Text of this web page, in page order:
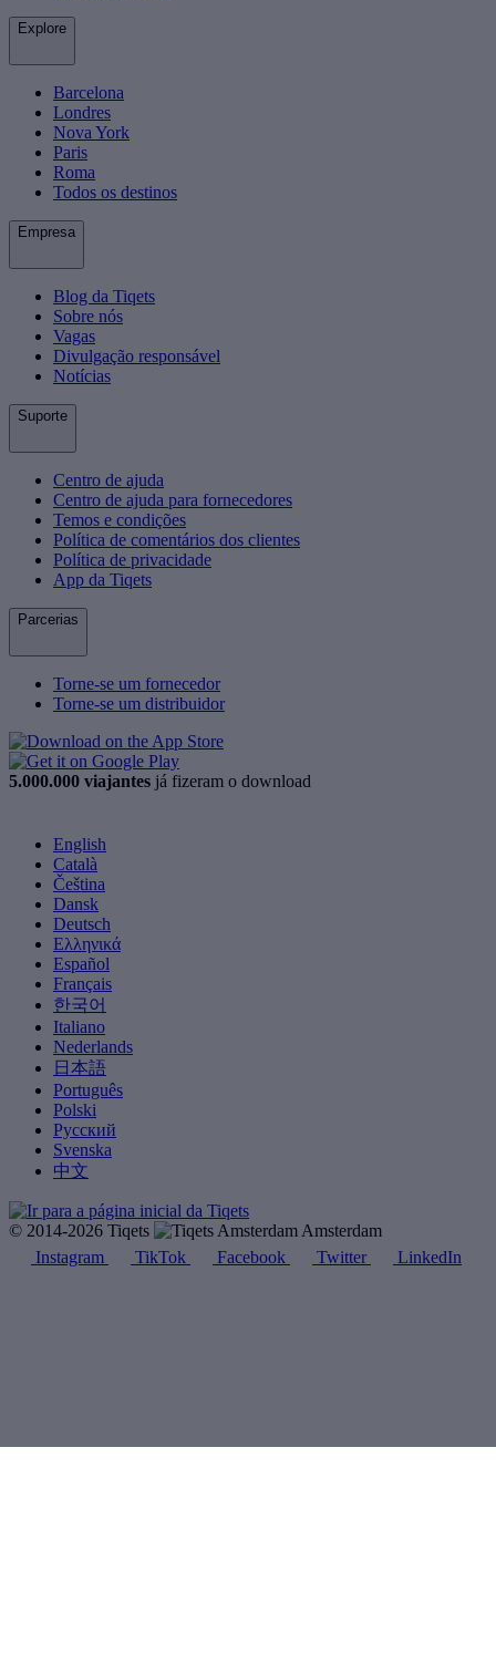
Explore
Barcelona
Londres
Nova York
Paris
Roma
Todos os destinos
Empresa
Blog da Tiqets
Sobre nós
Vagas
Divulgação responsável
Notícias
Suporte
Centro de ajuda
Centro de ajuda para fornecedores
Temos e condições
Política de comentários dos clientes
Política de privacidade
App da Tiqets
Parcerias
Torne-se um fornecedor
Torne-se um distribuidor
5.000.000 viajantes já fizeram o download
English
Català
Čeština
Dansk
Deutsch
Ελληνικά
Español
Français
한국어
Italiano
Nederlands
日本語
Português
Polski
Русский
Svenska
中文
© 2014-2026 Tiqets
Amsterdam
Instagram
TikTok Facebook Twitter LinkedIn